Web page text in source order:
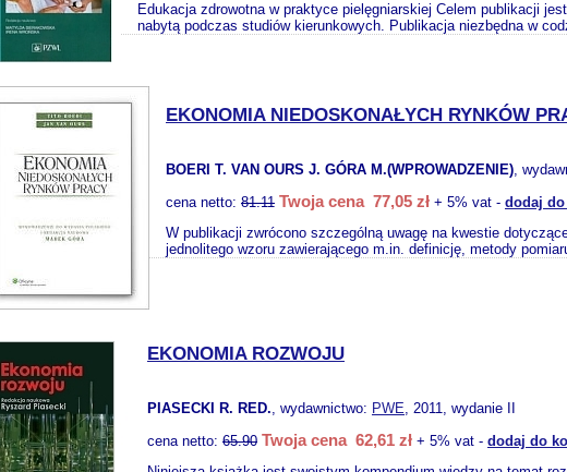
Edukacja zdrowotna w praktyce pielęgniarskiej Celem publikacji
nabytą podczas studiów kierunkowych. Publikacja niezbędna w
EKONOMIA NIEDOSKONAŁYCH RYNKÓW
BOERI T. VAN OURS J. GÓRA M.(WPROWADZENIE),
cena netto: 81.11 Twoja cena 77,05 zł + 5% vat - dodaj
W publikacji zwrócono szczególną uwagę na kwestie
jednolitego wzoru zawierającego m.in. definicję, metody
EKONOMIA ROZWOJU
PIASECKI R. RED., wydawnictwo: PWE, 2011, wydanie II
cena netto: 65.90 Twoja cena 62,61 zł + 5% vat - dodaj do